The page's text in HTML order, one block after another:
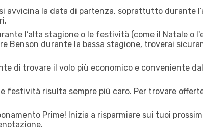
avvicina la data di partenza, soprattutto durante
l’alta stagione o le festività (come il Natale o
Benson durante la bassa stagione, troverai
di trovare il volo più economico e conveniente
festività risulta sempre più caro. Per trovare
Prime! Inizia a risparmiare sui tuoi